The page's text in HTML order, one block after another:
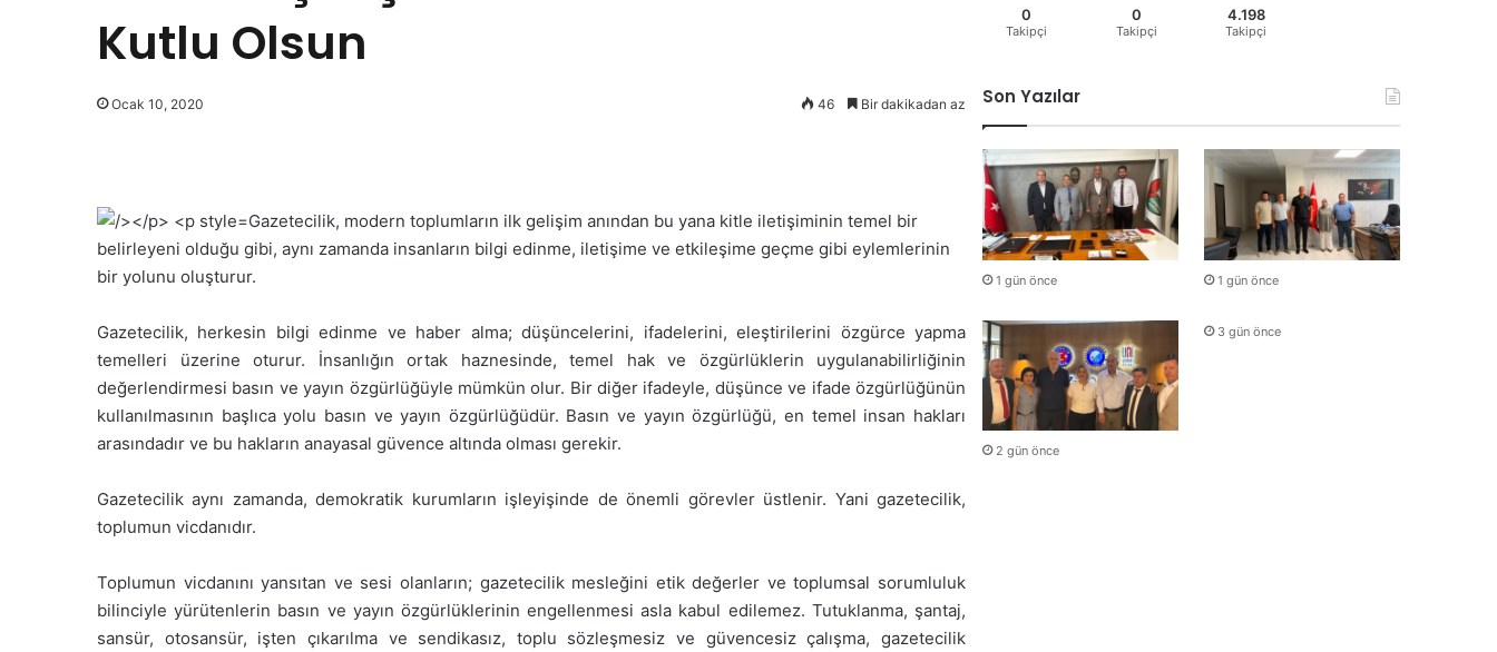
Kutlu Olsun
Ocak 10, 2020 46 Bir dakikadan az
Gazetecilik, modern toplumların ilk gelişim anından bu yana kitle iletişiminin temel bir
belirleyeni olduğu gibi, aynı zamanda insanların bilgi edinme, iletişime ve etkileşime geçme gibi eylemlerinin
bir yolunu oluşturur.
Gazetecilik, herkesin bilgi edinme ve haber alma; düşüncelerini, ifadelerini, eleştirilerini özgürce yapma
temelleri üzerine oturur. İnsanlığın ortak haznesinde, temel hak ve özgürlüklerin uygulanabilirliğinin
değerlendirmesi basın ve yayın özgürlüğüyle mümkün olur. Bir diğer ifadeyle, düşünce ve ifade özgürlüğünün
kullanılmasının başlıca yolu basın ve yayın özgürlüğüdür. Basın ve yayın özgürlüğü, en temel insan hakları
arasındadır ve bu hakların anayasal güvence altında olması gerekir.
Gazetecilik aynı zamanda, demokratik kurumların işleyişinde de önemli görevler üstlenir. Yani gazetecilik,
toplumun vicdanıdır.
Toplumun vicdanını yansıtan ve sesi olanların; gazetecilik mesleğini etik değerler ve toplumsal sorumluluk
bilinciyle yürütenlerin basın ve yayın özgürlüklerinin engellenmesi asla kabul edilemez. Tutuklanma, şantaj,
sansür, otosansür, işten çıkarılma ve sendikasız, toplu sözleşmesiz ve güvencesiz çalışma, gazetecilik
0
Takipçi
0
Takipçi
4.198
Takipçi
Son Yazılar
1 gün önce 1 gün önce
2 gün önce
3 gün önce